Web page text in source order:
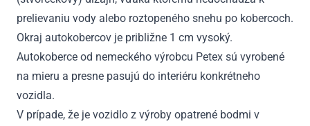
prelievaniu vody alebo roztopeného snehu po kobercoch.
Okraj autokobercov je približne 1 cm vysoký.
Autokoberce od nemeckého výrobcu Petex sú vyrobené
na mieru a presne pasujú do interiéru konkrétneho
vozidla.
V prípade, že je vozidlo z výroby opatrené bodmi v